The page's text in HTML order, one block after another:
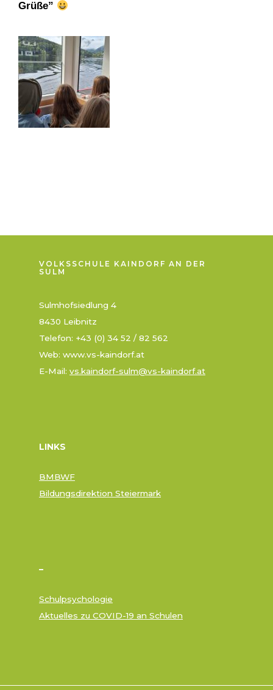
Grüße”
VOLKSSCHULE KAINDORF AN DER
SULM
Sulmhofsiedlung 4
8430 Leibnitz
Telefon: +43 (0) 34 52 / 82 562
Web: www.vs-kaindorf.at
E-Mail: vs.kaindorf-sulm@vs-kaindorf.at
LINKS
BMBWF
Bildungsdirektion Steiermark
–
Schulpsychologie
Aktuelles zu COVID-19 an Schulen